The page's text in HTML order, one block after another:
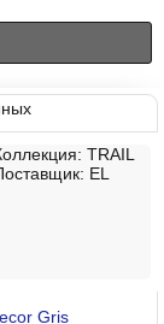
TRAIL
EL